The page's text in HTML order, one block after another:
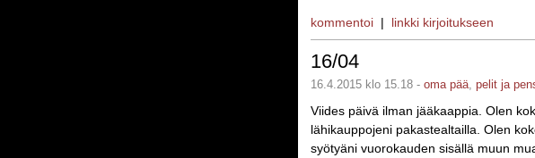
kommentoi | linkki kirjoitukseen
16/04
16.4.2015 klo 15.18 - oma pää, pelit ja
Viides päivä ilman jääkaappia. Olen
lähikauppojeni pakastealtailla. Olen
syötyäni vuorokauden sisällä muun